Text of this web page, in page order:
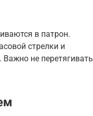
в патрон.
стрелки и
не перетягивать